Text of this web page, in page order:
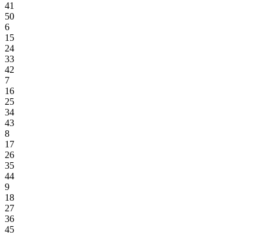
41
50
6
15
24
33
42
7
16
25
34
43
8
17
26
35
44
9
18
27
36
45